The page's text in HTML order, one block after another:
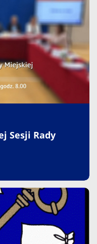
Sesji Rady